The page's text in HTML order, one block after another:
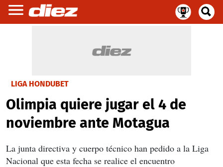
LIGA HONDUBET
Olimpia quiere jugar el 4 de
noviembre ante Motagua
La junta directiva y cuerpo técnico han pedido a la Liga
Nacional que esta fecha se realice el encuentro